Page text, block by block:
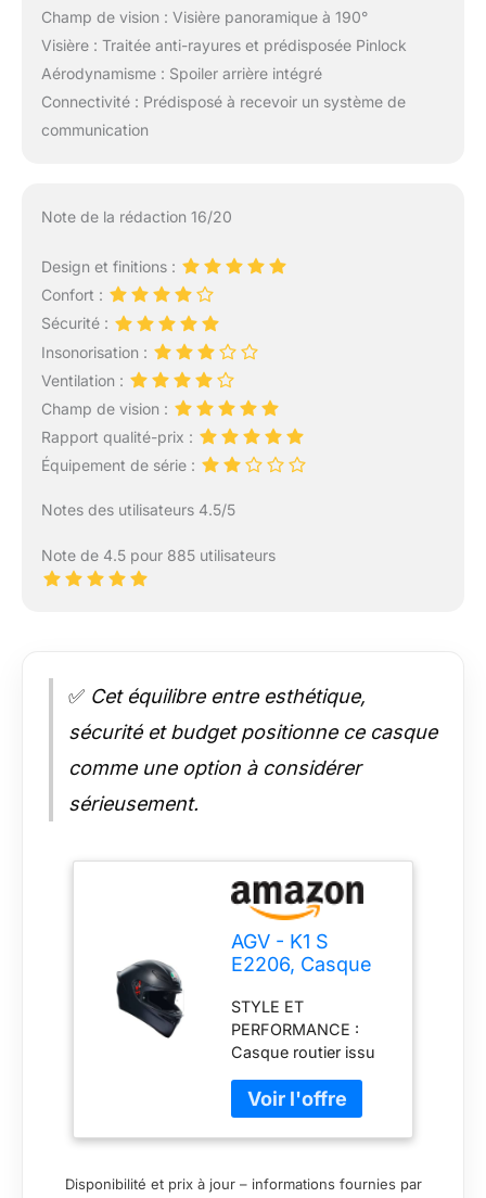
Champ de vision : Visière panoramique à 190°
Visière : Traitée anti-rayures et prédisposée Pinlock
Aérodynamisme : Spoiler arrière intégré
Connectivité : Prédisposé à recevoir un système de
communication
Note de la rédaction 16/20
Design et finitions :
Confort :
Sécurité :
Insonorisation :
Ventilation :
Champ de vision :
Rapport qualité-prix :
Équipement de série :
Notes des utilisateurs 4.5/5
Note de 4.5 pour 885 utilisateurs
✅ Cet équilibre entre esthétique,
sécurité et budget positionne ce casque
comme une option à considérer
sérieusement.
AGV - K1 S
E2206, Casque
ECE, Style
Racing avec
Spoiler
Aérodynamique,
Entrées d’Air et
Visière Anti-
Rayures, Champ
Prédisposition
STYLE ET
PERFORMANCE :
Casque routier issu
en MotoGP, idéal
pour une utilisation
polyvalente sur tous
aérodynamique en
Disponibilité et prix à jour – informations fournies par